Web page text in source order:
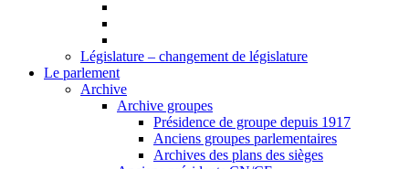
Législature – changement de législature
Le parlement
Archive
Archive groupes
Présidence de groupe depuis 1917
Anciens groupes parlementaires
Archives des plans des sièges